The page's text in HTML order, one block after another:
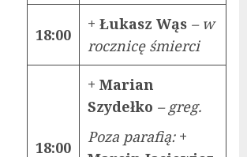
18:00
+ Łukasz Wąs – w
rocznicę śmierci
18:00
+ Marian
Szydełko – greg.
Poza parafią: +